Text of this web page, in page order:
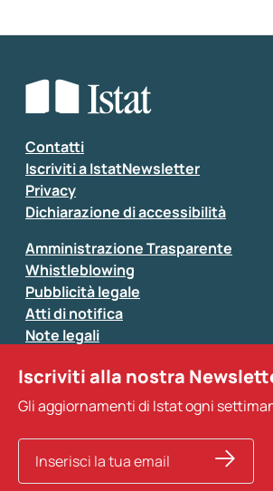
Contatti
Iscriviti a IstatNewsletter
Privacy
Dichiarazione di accessibilità
Amministrazione Trasparente
Whistleblowing
Pubblicità legale
Atti di notifica
Note legali
Sistan
Altri servizi
Iscriviti alla nostra
Gli aggiornamenti di Istat ogni